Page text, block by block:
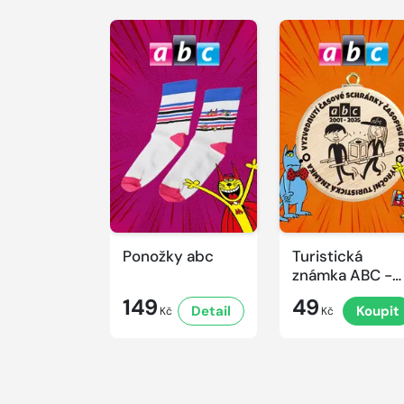
Ponožky abc
149 Kč Detail
Turistická
známka ABC -
schránka v ZOO
49 Kč Koupit